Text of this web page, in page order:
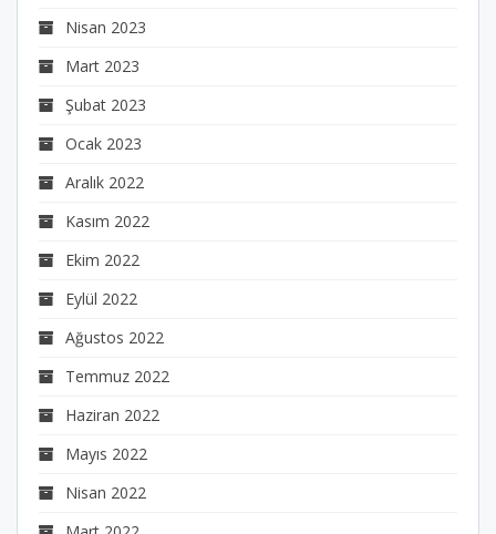
Nisan 2023
Mart 2023
Şubat 2023
Ocak 2023
Aralık 2022
Kasım 2022
Ekim 2022
Eylül 2022
Ağustos 2022
Temmuz 2022
Haziran 2022
Mayıs 2022
Nisan 2022